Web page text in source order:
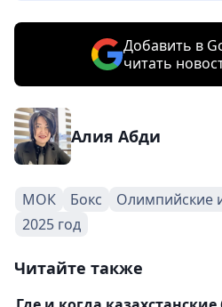
Добавить в
читать
Алия Абди
МОК Бокс Олимпийские
2025 год
Читайте также